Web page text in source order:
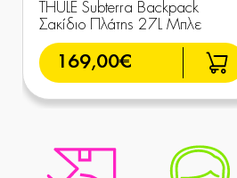
THULE Subterra Backpack
Σακίδιο Πλάτης 27L Μπλε
169,00€